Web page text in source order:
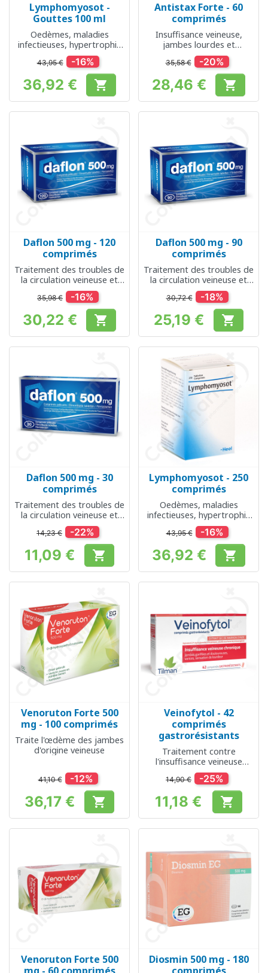
Lymphomyosot -
Gouttes 100 ml
Oedèmes, maladies
infectieuses, hypertrophie
des amygdales
43,95 € -16%
Prix
36,92 € 
Antistax Forte - 60
comprimés
Insuffisance veineuse,
jambes lourdes et
douloureuses
35,58 € -20%
Prix
28,46 € 
Daflon 500 mg - 120
comprimés
Traitement des troubles de
la circulation veineuse et
des hémorroïdes
35,98 € -16%
Prix
30,22 € 
Daflon 500 mg - 90
comprimés
Traitement des troubles de
la circulation veineuse et
des hémorroïdes
30,72 € -18%
Prix
25,19 € 
Daflon 500 mg - 30
comprimés
Traitement des troubles de
la circulation veineuse et
des hémorroïdes
14,23 € -22%
Prix
11,09 € 
Lymphomyosot - 250
comprimés
Oedèmes, maladies
infectieuses, hypertrophie
des amygdales
43,95 € -16%
Prix
36,92 € 
Venoruton Forte 500
mg - 100 comprimés
Traite l'œdème des jambes
d'origine veineuse
41,10 € -12%
Prix
36,17 € 
Veinofytol - 42
comprimés
gastrorésistants
Traitement contre
l'insuffisance veineuse
chronique
14,90 € -25%
Prix
11,18 € 
Venoruton Forte 500
Diosmin 500 mg - 180